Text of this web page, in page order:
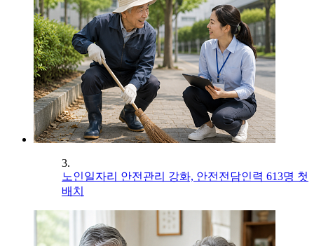
3.
노인일자리 안전관리 강화, 안전전담인력 613명 첫
배치